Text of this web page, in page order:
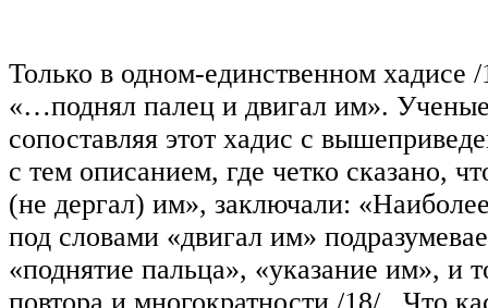
Только в одном-единственном хадисе /
«…поднял палец и двигал им».
сопоставляя этот хадис с
с тем описанием, где четко сказано,
(не дергал) им», заключали:
под словами «двигал им»
«поднятие пальца», «указание им», и